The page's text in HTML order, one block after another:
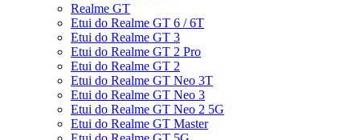
Realme GT
Etui do Realme GT 6 / 6T
Etui do Realme GT 3
Etui do Realme GT 2 Pro
Etui do Realme GT 2
Etui do Realme GT Neo 3T
Etui do Realme GT Neo 3
Etui do Realme GT Neo 2 5G
Etui do Realme GT Master